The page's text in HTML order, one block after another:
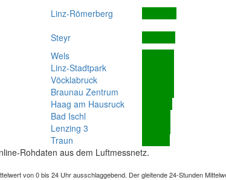
Linz-Römerberg
Steyr
Wels
Linz-Stadtpark
Vöcklabruck
Braunau Zentrum
Haag am Hausruck
Bad Ischl
Lenzing 3
Traun
Rohdaten aus dem Luftmessnetz.
von 0 bis 24 Uhr ausschlaggebend. Der gleitende 24-Stunden